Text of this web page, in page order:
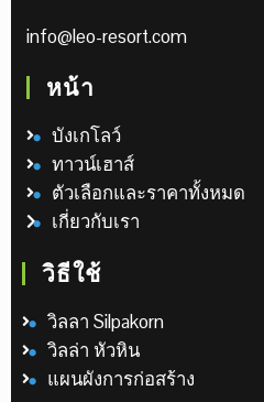
info@leo-resort.com
หน้า
บังเกโลว์
ทาวน์เฮาส์
ตัวเลือกและราคาทั้งหมด
เกี่ยวกับเรา
วิธีใช้
วิลลา Silpakorn
วิลล่า หัวหิน
แผนผังการก่อสร้าง